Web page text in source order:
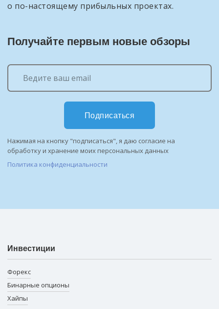
о по-настоящему прибыльных проектах.
Получайте первым новые обзоры
Подписаться
Нажимая на кнопку "подписаться", я даю согласие на
обработку и хранение моих персональных данных
Политика конфиденциальности
Инвестиции
Форекс
Бинарные опционы
Хайпы